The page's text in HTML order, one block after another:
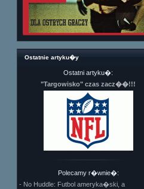
Ostatnie artyku�y
Ostatni artyku�:
"Targowisko" czas zacz��!!!
Polecamy r�wnie�:
- No Huddle: Futbol ameryka�ski, a